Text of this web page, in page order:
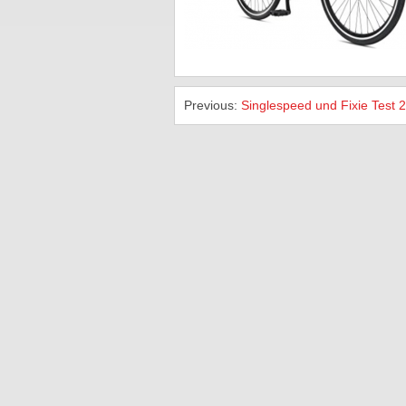
Previous: Singlespeed und Fixie Test